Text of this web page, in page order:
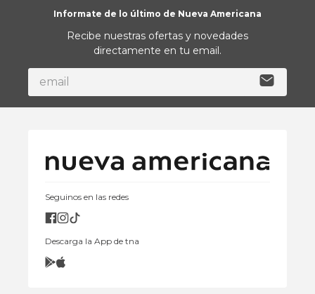
Informate de lo último de Nueva Americana
Recibe nuestras ofertas y novedades
directamente en tu email.
Seguinos en las redes
Descarga la App de tna